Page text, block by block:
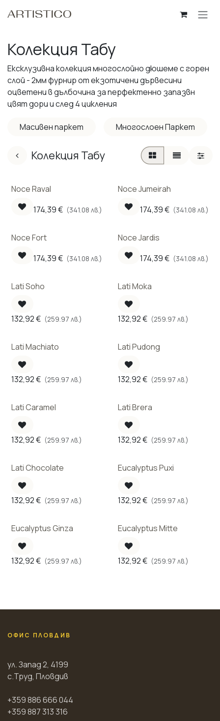
Колекция Табу
Ексклузивна колекция многослойно дюшеме с горен
слой - 2мм фурнир от екзотичени дървесини
оцветени в дълбочина за перфектенно запазвн
цвят дори и след 4 цикления
Масивен паркет Многослоен Паркет
Колекция Табу
Noce Raval
174,39€ (341.08 лв.)
Noce Jumeirah
174,39€ (341.08 лв.)
Noce Fort
174,39€ (341.08 лв.)
Noce Jardis
174,39€ (341.08 лв.)
Lati Soho
132,92€ (259.97 лв.)
Lati Moka
132,92€ (259.97 лв.)
Lati Machiato
132,92€ (259.97 лв.)
Lati Pudong
132,92€ (259.97 лв.)
Lati Caramel
132,92€ (259.97 лв.)
Lati Brera
132,92€ (259.97 лв.)
Lati Chocolate
132,92€ (259.97 лв.)
Eucalyptus Puxi
132,92€ (259.97 лв.)
Eucalyptus Ginza
132,92€ (259.97 лв.)
Eucalyptus Mitte
132,92€ (259.97 лв.)
ОФИС ПЛОВДИВ
ул. Запад 2, 4199
с.Труд, Пловдив
+359 886 666 044
+359 887 313 316